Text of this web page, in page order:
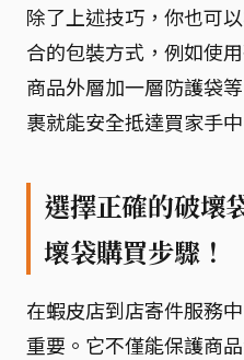
除了上述技巧，你也可
合的包裝方式，例如使
商品外層加一層防護袋
裹就能安全抵達買家手中
選擇正確的破壞
壞袋購買步驟！
在蝦皮店到店寄件服務
重要。它不僅能保護商